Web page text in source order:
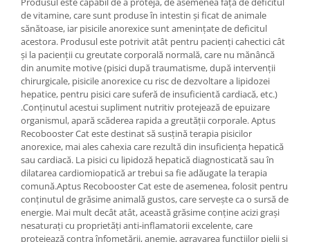
de vitamine, care sunt produse în intestin și ficat de animale
sănătoase, iar pisicile anorexice sunt amenințate de deficitul
acestora. Produsul este potrivit atât pentru pacienți cahectici cât
și la pacienții cu greutate corporală normală, care nu mănâncă
din anumite motive (pisici după traumatisme, după intervenții
chirurgicale, pisicile anorexice cu risc de dezvoltare a lipidozei
hepatice, pentru pisici care suferă de insuficientă cardiacă, etc.)
.Conținutul acestui supliment nutritiv protejează de epuizare
organismul, apară scăderea rapida a greutății corporale. Aptus
Recobooster Cat este destinat să susțină terapia pisicilor
anorexice, mai ales cahexia care rezultă din insuficiența hepatică
sau cardiacă. La pisici cu lipidoză hepatică diagnosticată sau în
dilatarea cardiomiopatică ar trebui sa fie adăugate la terapia
comună.Aptus Recobooster Cat este de asemenea, folosit pentru
conținutul de grăsime animală gustos, care servește ca o sursă de
energie. Mai mult decât atât, această grăsime conține acizi grași
nesaturați cu proprietăți anti-inflamatorii excelente, care
protejează contra înfometării, anemie, agravarea funcțiilor pielii și